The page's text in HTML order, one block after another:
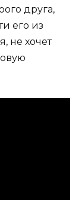
друга,
его из
не хочет